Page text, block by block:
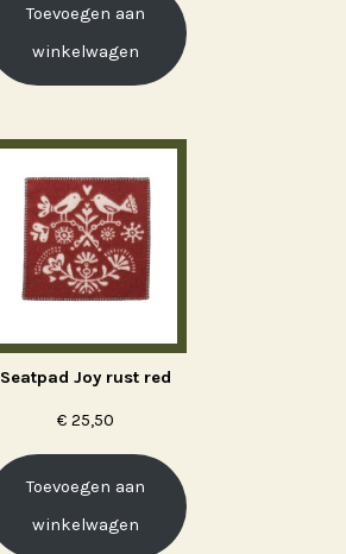
Toevoegen aan
winkelwagen
Seatpad Joy rust red
€ 25,50
Toevoegen aan
winkelwagen